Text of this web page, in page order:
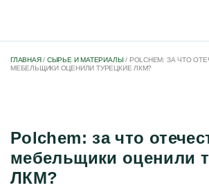
ГЛАВНАЯ/ СЫРЬЕ И МАТЕРИАЛЫ / POLCHEM: ЗА ЧТО
МЕБЕЛЬЩИКИ ОЦЕНИЛИ ТУРЕЦКИЕ ЛКМ?
Polchem: за что
мебельщики оценили
ЛКМ?